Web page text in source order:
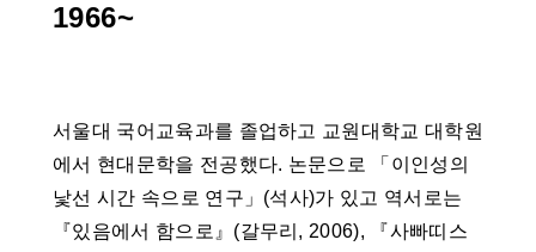
1966~
서울대 국어교육과를 졸업하고 교원대학교 대학원
에서 현대문학을 전공했다. 논문으로 「이인성의
낯선 시간 속으로 연구」(석사)가 있고 역서로는
『있음에서 함으로』(갈무리, 2006), 『사빠띠스